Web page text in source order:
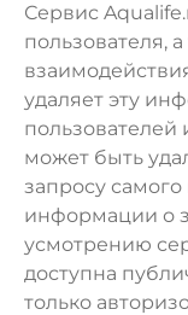
Сервис
пользователя,
удаляет эту
может быть
запросу
информации о
усмотрению
доступна
только